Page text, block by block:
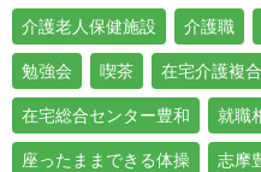
介護老人保健施設 介護職
勉強会 喫茶 在宅介護複
在宅総合センター豊和 就職
座ったままできる体操 志摩